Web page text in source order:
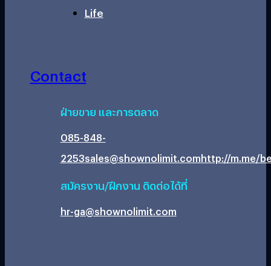
Life
Contact
ฝ่ายขาย และการตลาด
085-848-
2253sales@shownolimit.comhttp://m.me/
สมัครงาน/ฝึกงาน ติดต่อได้ที่
hr-ga@shownolimit.com